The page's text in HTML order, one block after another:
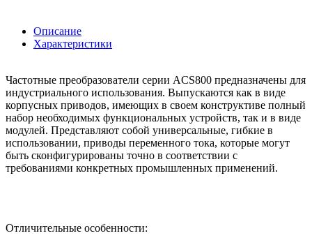
Описание
Характеристики
Частотные преобразователи серии ACS800 предназначены для
индустриального использования. Выпускаются как в виде
корпусных приводов, имеющих в своем конструктиве полный
набор необходимых функциональных устройств, так и в виде
модулей. Представляют собой универсальные, гибкие в
использовании, приводы переменного тока, которые могут
быть сконфигурированы точно в соответствии с
требованиями конкретных промышленных применений.
Отличительные особенности: